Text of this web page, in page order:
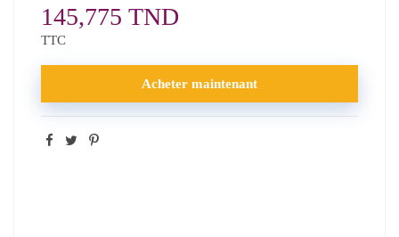
145,775 TND
TTC
Acheter maintenant